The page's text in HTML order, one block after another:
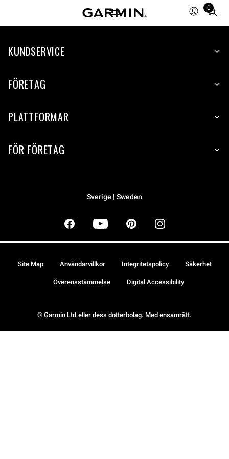
0
Total
items
cart:
KUNDSERVICE
FÖRETAG
PLATTFORMAR
FÖR FÖRETAG
Sverige | Sweden
© Garmin Ltd.eller dess dotterbolag. Med ensamrätt.
Site Map Användarvillkor Integritetspolicy Säkerhet
Överensstämmelse Digital Accessibility